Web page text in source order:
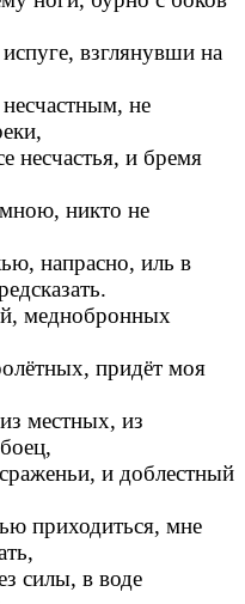
взглянувши на
не
несчастья, и бремя
никто не
напрасно, иль в
меднобронных
придёт моя
местных, из
и доблестный
приходиться, мне
силы, в воде